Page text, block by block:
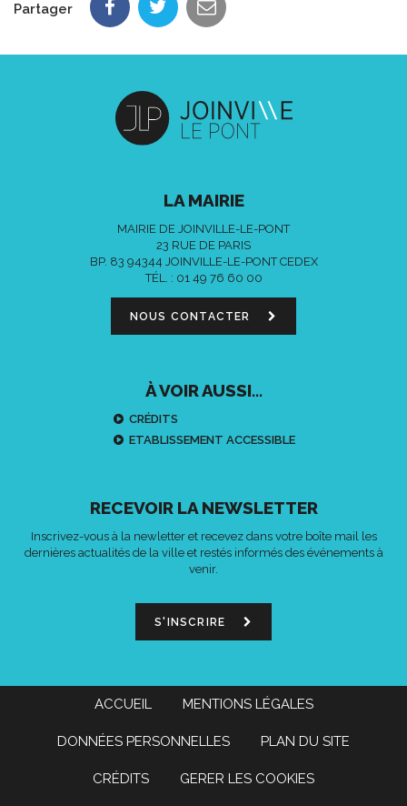
Partager
LA MAIRIE
MAIRIE DE JOINVILLE-LE-PONT
23 RUE DE PARIS
BP. 83 94344 JOINVILLE-LE-PONT CEDEX
TÉL. : 01 49 76 60 00
NOUS CONTACTER
À VOIR AUSSI...
CRÉDITS
ETABLISSEMENT ACCESSIBLE
RECEVOIR LA NEWSLETTER
Inscrivez-vous à la newletter et recevez dans votre boîte mail les
dernières actualités de la ville et restés informés des événements à
venir.
S'INSCRIRE
ACCUEIL MENTIONS LÉGALES
DONNÉES PERSONNELLES PLAN DU SITE
CRÉDITS GERER LES COOKIES